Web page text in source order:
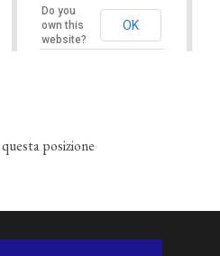
Do you
own this
website?
OK
posizione